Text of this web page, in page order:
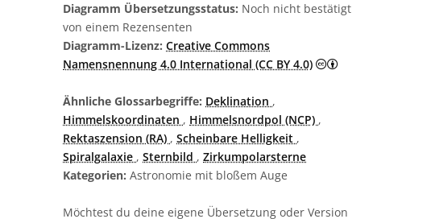
Diagramm Übersetzungsstatus: Noch nicht bestätigt
von einem Rezensenten
Diagramm-Lizenz: Creative Commons
Namensnennung 4.0 International (CC BY 4.0)
Creative
Ähnliche Glossarbegriffe: Deklination ,
Himmelskoordinaten , Himmelsnordpol (NCP) ,
Rektaszension (RA) , Scheinbare Helligkeit ,
Spiralgalaxie , Sternbild , Zirkumpolarsterne
Kategorien: Astronomie mit bloßem Auge
Möchtest du deine eigene Übersetzung oder Version